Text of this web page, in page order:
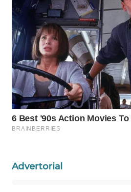
Advertorial
WAHANA
OTOMOTIF
WAHANA
HEALTH
WAHANA
DESA
WISATA
Wahana